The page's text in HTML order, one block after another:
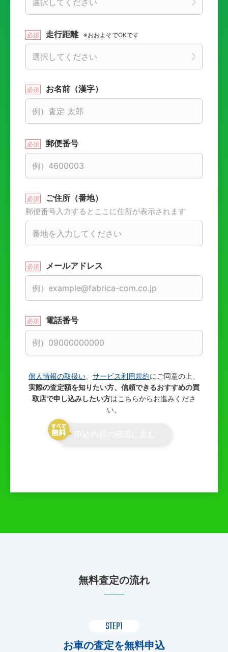
走行距離 ※おおよそでOKです
お名前（漢字）
郵便番号
ご住所（番地）
郵便番号入力するとここに住所が表示されます
メールアドレス
電話番号
個人情報の取扱い サービス利用規約にご同意の上、
実際の査定額を知りたい方、信頼できるおすすめの買
取店で申し込みしたい方はこちらからお進みくださ
い。
無料査定の流れ
STEP1
お車の査定を無料申込